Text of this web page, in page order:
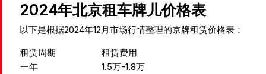
2024年北京租车牌儿价格表
以下是根据2024年12月市场行情整理的京牌租赁价格表：
租赁周期
租赁费用
一年
1.5万-1.8万